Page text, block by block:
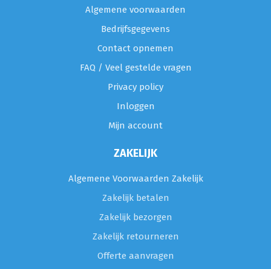
Algemene voorwaarden
Bedrijfsgegevens
Contact opnemen
FAQ / Veel gestelde vragen
Privacy policy
Inloggen
Mijn account
ZAKELIJK
Algemene Voorwaarden Zakelijk
Zakelijk betalen
Zakelijk bezorgen
Zakelijk retourneren
Offerte aanvragen